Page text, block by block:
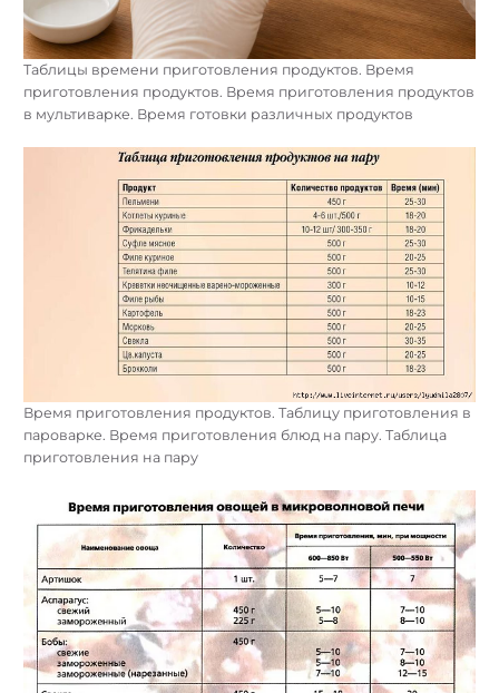
Таблицы времени приготовления продуктов. Время
приготовления продуктов. Время приготовления продуктов
в мультиварке. Время готовки различных продуктов
Время приготовления продуктов. Таблицу приготовления в
пароварке. Время приготовления блюд на пару. Таблица
приготовления на пару